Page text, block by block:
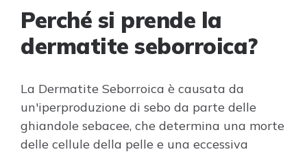
Perché si prende la
dermatite seborroica?
La Dermatite Seborroica è causata da
un'iperproduzione di sebo da parte delle
ghiandole sebacee, che determina una morte
delle cellule della pelle e una eccessiva